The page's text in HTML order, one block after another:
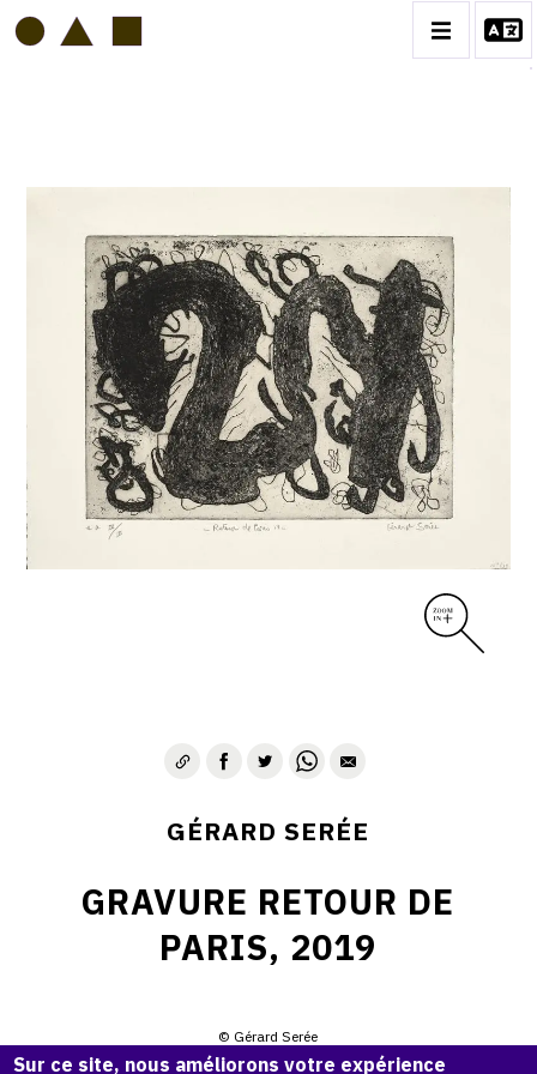
BIOGRAPHIE
CATALOGUE DES OEUVRES
CONTACT
GÉRARD SERÉE
GRAVURE RETOUR DE
PARIS, 2019
© Gérard Serée
Sur ce site, nous améliorons votre expérience